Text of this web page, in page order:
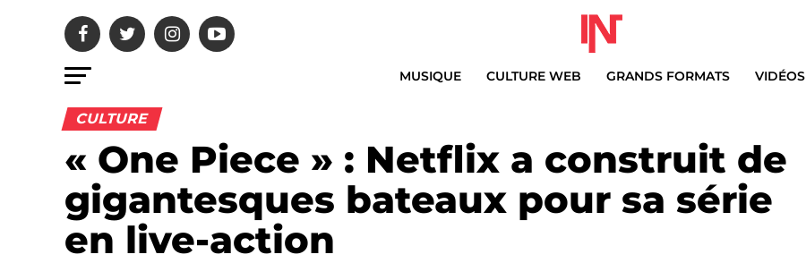
MUSIQUE CULTURE WEB GRANDS FORMATS VIDÉOS
CULTURE
« One Piece » : Netflix a construit de
gigantesques bateaux pour sa série
en live-action